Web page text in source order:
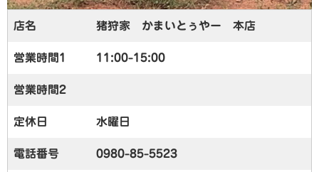
店名 猪狩家 かまいとぅやー 本店
営業時間1 11:00-15:00
営業時間2
定休日 水曜日
電話番号 0980-85-5523